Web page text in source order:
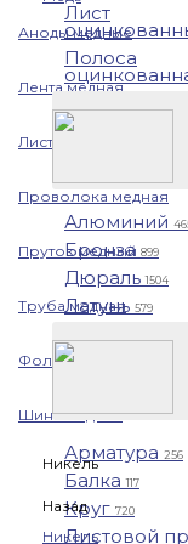
Аноды медные
Лента медная
Лист/Плита медная
Проволока медная
Пруток медный
Труба медная
Фольга медная
Шина медная
Никель
Назад
Никель
Лист
Полоса
Алюминий
Бронза 899
Дюраль1504
Латунь 579
Арматура 256
Балка117
Круг 720
Листовой